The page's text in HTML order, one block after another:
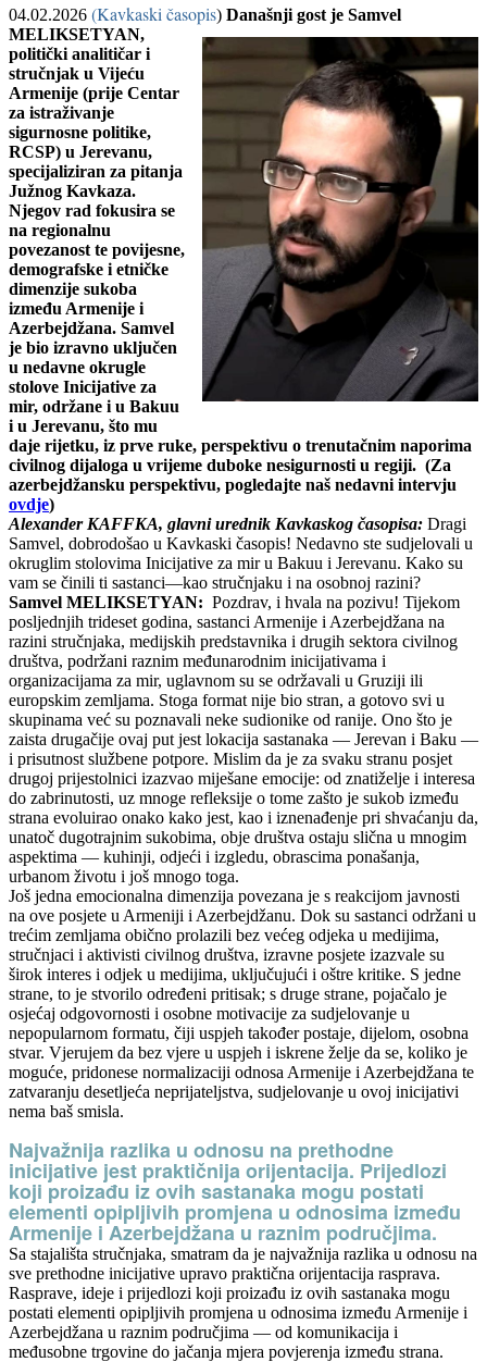
04.02.2026 (Kavkaski časopis) Današnji gost je Samvel
MELIKSETYAN,
politički analitičar i
stručnjak u Vijeću
Armenije (prije Centar
za istraživanje
sigurnosne politike,
RCSP) u Jerevanu,
specijaliziran za pitanja
Južnog Kavkaza.
Njegov rad fokusira se
na regionalnu
povezanost te povijesne,
demografske i etničke
dimenzije sukoba
između Armenije i
Azerbejdžana. Samvel
je bio izravno uključen
u nedavne okrugle
stolove Inicijative za
mir, održane i u Bakuu
i u Jerevanu, što mu
daje rijetku, iz prve ruke, perspektivu o trenutačnim naporima
civilnog dijaloga u vrijeme duboke nesigurnosti u regiji. (Za
azerbejdžansku perspektivu, pogledajte naš nedavni intervju
ovdje)
Alexander KAFFKA, glavni urednik Kavkaskog časopisa: Dragi
Samvel, dobrodošao u Kavkaski časopis! Nedavno ste sudjelovali u
okruglim stolovima Inicijative za mir u Bakuu i Jerevanu. Kako su
vam se činili ti sastanci—kao stručnjaku i na osobnoj razini?
Samvel MELIKSETYAN: Pozdrav, i hvala na pozivu! Tijekom
posljednjih trideset godina, sastanci Armenije i Azerbejdžana na
razini stručnjaka, medijskih predstavnika i drugih sektora civilnog
društva, podržani raznim međunarodnim inicijativama i
organizacijama za mir, uglavnom su se održavali u Gruziji ili
europskim zemljama. Stoga format nije bio stran, a gotovo svi u
skupinama već su poznavali neke sudionike od ranije. Ono što je
zaista drugačije ovaj put jest lokacija sastanaka — Jerevan i Baku —
i prisutnost službene potpore. Mislim da je za svaku stranu posjet
drugoj prijestolnici izazvao miješane emocije: od znatiželje i interesa
do zabrinutosti, uz mnoge refleksije o tome zašto je sukob između
strana evoluirao onako kako jest, kao i iznenađenje pri shvaćanju da,
unatoč dugotrajnim sukobima, obje društva ostaju slična u mnogim
aspektima — kuhinji, odjeći i izgledu, obrascima ponašanja,
urbanom životu i još mnogo toga.
Još jedna emocionalna dimenzija povezana je s reakcijom javnosti
na ove posjete u Armeniji i Azerbejdžanu. Dok su sastanci održani u
trećim zemljama obično prolazili bez većeg odjeka u medijima,
stručnjaci i aktivisti civilnog društva, izravne posjete izazvale su
širok interes i odjek u medijima, uključujući i oštre kritike. S jedne
strane, to je stvorilo određeni pritisak; s druge strane, pojačalo je
osjećaj odgovornosti i osobne motivacije za sudjelovanje u
nepopularnom formatu, čiji uspjeh također postaje, dijelom, osobna
stvar. Vjerujem da bez vjere u uspjeh i iskrene želje da se, koliko je
moguće, pridonese normalizaciji odnosa Armenije i Azerbejdžana te
zatvaranju desetljeća neprijateljstva, sudjelovanje u ovoj inicijativi
nema baš smisla.
Najvažnija razlika u odnosu na prethodne
inicijative jest praktičnija orijentacija. Prijedlozi
koji proizađu iz ovih sastanaka mogu postati
elementi opipljivih promjena u odnosima između
Armenije i Azerbejdžana u raznim područjima.
Sa stajališta stručnjaka, smatram da je najvažnija razlika u odnosu na
sve prethodne inicijative upravo praktična orijentacija rasprava.
Rasprave, ideje i prijedlozi koji proizađu iz ovih sastanaka mogu
postati elementi opipljivih promjena u odnosima između Armenije i
Azerbejdžana u raznim područjima — od komunikacija i
međusobne trgovine do jačanja mjera povjerenja između strana.